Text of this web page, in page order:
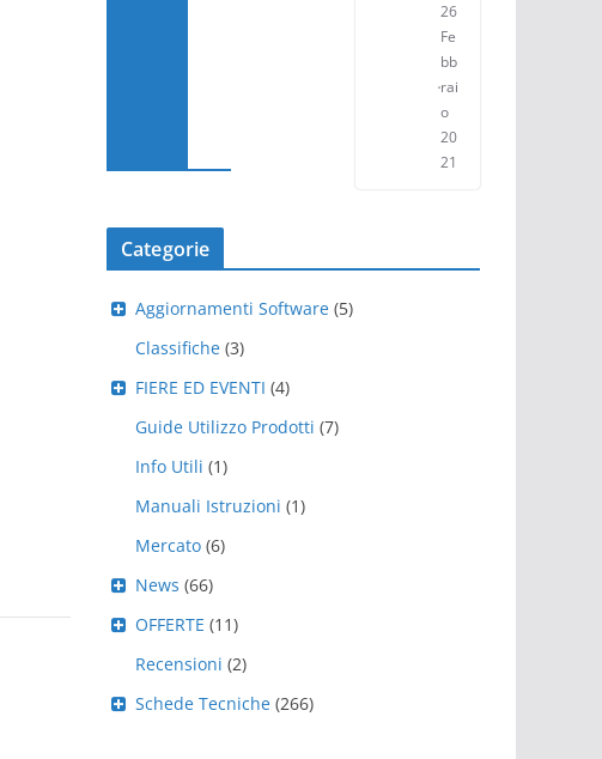
26
Fe
bb
rai
o
20
21
Categorie
Aggiornamenti Software(5)
Classifiche(3)
FIERE ED EVENTI (4)
Guide Utilizzo Prodotti (7)
Info Utili (1)
Manuali Istruzioni (1)
Mercato(6)
News (66)
OFFERTE (11)
Recensioni (2)
Schede Tecniche(266)